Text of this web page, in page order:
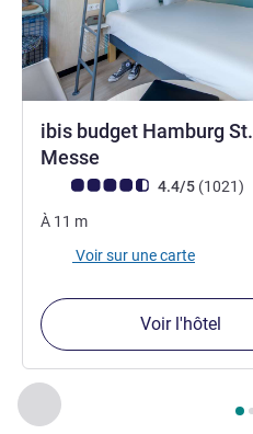
Précédent - Nos autres
Page , Nos autres
ibis budget Hamburg
Messe
Note Avis clients (Note ALL)
4.4/5 (1021)
À 11 m
Voir sur une carte
Voir l'hôtel